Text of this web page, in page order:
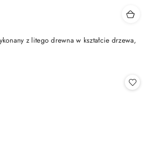
z litego drewna w kształcie drzewa,